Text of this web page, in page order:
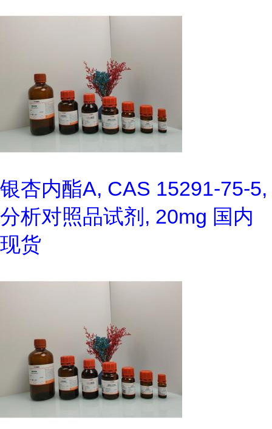
银杏内酯A, CAS 15291-75-5,
分析对照品试剂, 20mg 国内
现货